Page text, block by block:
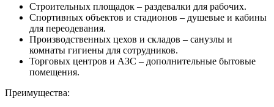
Строительных площадок – раздевалки для рабочих.
Спортивных объектов и стадионов – душевые и кабины
для переодевания.
Производственных цехов и складов – санузлы и
комнаты гигиены для сотрудников.
Торговых центров и АЗС – дополнительные бытовые
помещения.
Преимущества: